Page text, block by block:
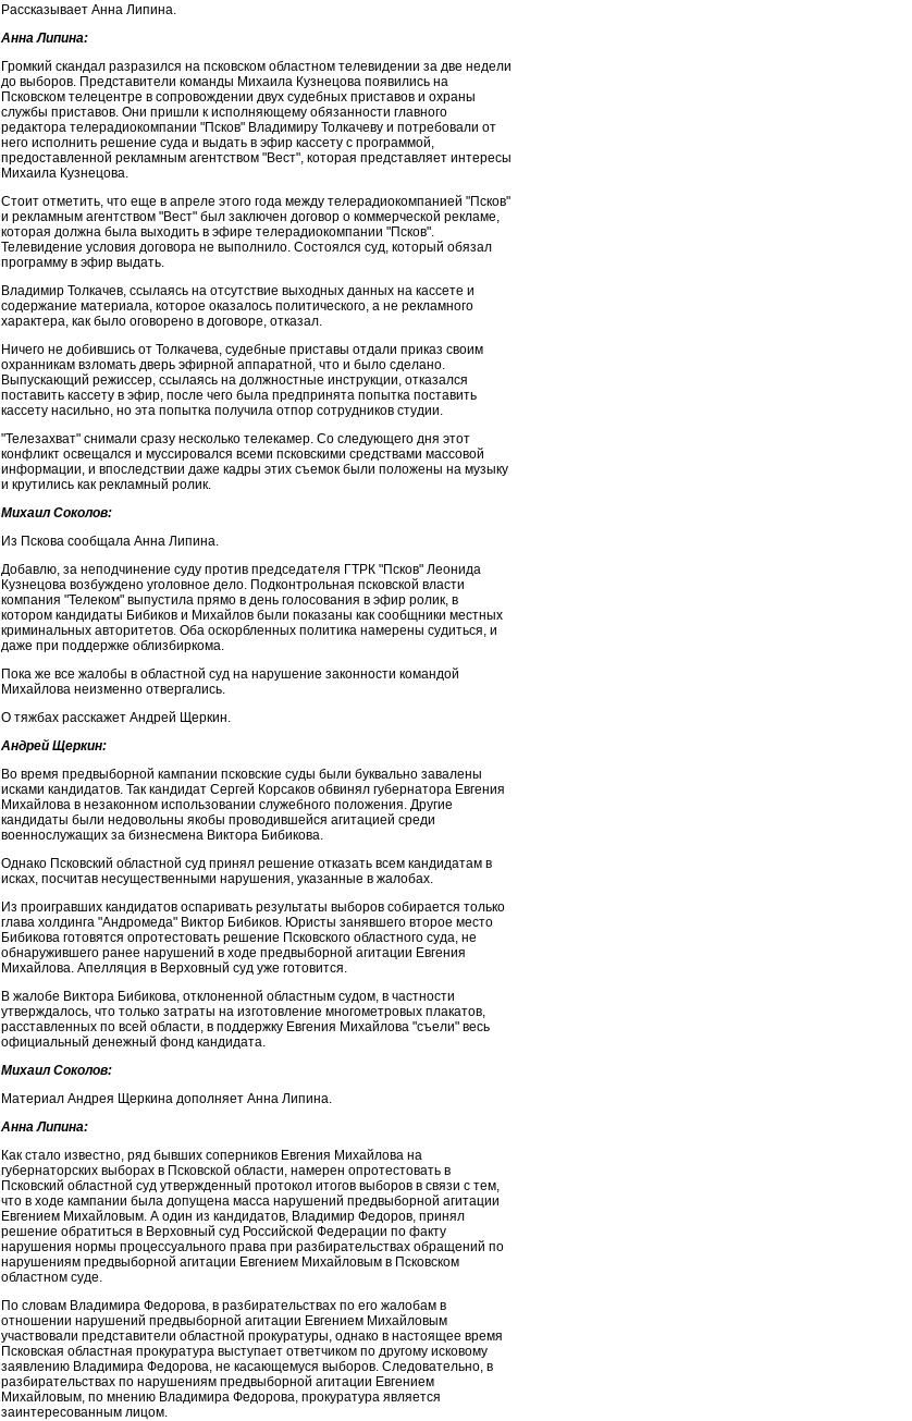
Рассказывает Анна Липина.
Анна Липина:
Громкий скандал разразился на псковском областном телевидении за две недели
до выборов. Представители команды Михаила Кузнецова появились на
Псковском телецентре в сопровождении двух судебных приставов и охраны
службы приставов. Они пришли к исполняющему обязанности главного
редактора телерадиокомпании "Псков" Владимиру Толкачеву и потребовали от
него исполнить решение суда и выдать в эфир кассету с программой,
предоставленной рекламным агентством "Вест", которая представляет интересы
Михаила Кузнецова.
Стоит отметить, что еще в апреле этого года между телерадиокомпанией "Псков"
и рекламным агентством "Вест" был заключен договор о коммерческой рекламе,
которая должна была выходить в эфире телерадиокомпании "Псков".
Телевидение условия договора не выполнило. Состоялся суд, который обязал
программу в эфир выдать.
Владимир Толкачев, ссылаясь на отсутствие выходных данных на кассете и
содержание материала, которое оказалось политического, а не рекламного
характера, как было оговорено в договоре, отказал.
Ничего не добившись от Толкачева, судебные приставы отдали приказ своим
охранникам взломать дверь эфирной аппаратной, что и было сделано.
Выпускающий режиссер, ссылаясь на должностные инструкции, отказался
поставить кассету в эфир, после чего была предпринята попытка поставить
кассету насильно, но эта попытка получила отпор сотрудников студии.
"Телезахват" снимали сразу несколько телекамер. Со следующего дня этот
конфликт освещался и муссировался всеми псковскими средствами массовой
информации, и впоследствии даже кадры этих съемок были положены на музыку
и крутились как рекламный ролик.
Михаил Соколов:
Из Пскова сообщала Анна Липина.
Добавлю, за неподчинение суду против председателя ГТРК "Псков" Леонида
Кузнецова возбуждено уголовное дело. Подконтрольная псковской власти
компания "Телеком" выпустила прямо в день голосования в эфир ролик, в
котором кандидаты Бибиков и Михайлов были показаны как сообщники местных
криминальных авторитетов. Оба оскорбленных политика намерены судиться, и
даже при поддержке облизбиркома.
Пока же все жалобы в областной суд на нарушение законности командой
Михайлова неизменно отвергались.
О тяжбах расскажет Андрей Щеркин.
Андрей Щеркин:
Во время предвыборной кампании псковские суды были буквально завалены
исками кандидатов. Так кандидат Сергей Корсаков обвинял губернатора Евгения
Михайлова в незаконном использовании служебного положения. Другие
кандидаты были недовольны якобы проводившейся агитацией среди
военнослужащих за бизнесмена Виктора Бибикова.
Однако Псковский областной суд принял решение отказать всем кандидатам в
исках, посчитав несущественными нарушения, указанные в жалобах.
Из проигравших кандидатов оспаривать результаты выборов собирается только
глава холдинга "Андромеда" Виктор Бибиков. Юристы занявшего второе место
Бибикова готовятся опротестовать решение Псковского областного суда, не
обнаружившего ранее нарушений в ходе предвыборной агитации Евгения
Михайлова. Апелляция в Верховный суд уже готовится.
В жалобе Виктора Бибикова, отклоненной областным судом, в частности
утверждалось, что только затраты на изготовление многометровых плакатов,
расставленных по всей области, в поддержку Евгения Михайлова "съели" весь
официальный денежный фонд кандидата.
Михаил Соколов:
Материал Андрея Щеркина дополняет Анна Липина.
Анна Липина:
Как стало известно, ряд бывших соперников Евгения Михайлова на
губернаторских выборах в Псковской области, намерен опротестовать в
Псковский областной суд утвержденный протокол итогов выборов в связи с тем,
что в ходе кампании была допущена масса нарушений предвыборной агитации
Евгением Михайловым. А один из кандидатов, Владимир Федоров, принял
решение обратиться в Верховный суд Российской Федерации по факту
нарушения нормы процессуального права при разбирательствах обращений по
нарушениям предвыборной агитации Евгением Михайловым в Псковском
областном суде.
По словам Владимира Федорова, в разбирательствах по его жалобам в
отношении нарушений предвыборной агитации Евгением Михайловым
участвовали представители областной прокуратуры, однако в настоящее время
Псковская областная прокуратура выступает ответчиком по другому исковому
заявлению Владимира Федорова, не касающемуся выборов. Следовательно, в
разбирательствах по нарушениям предвыборной агитации Евгением
Михайловым, по мнению Владимира Федорова, прокуратура является
заинтересованным лицом.